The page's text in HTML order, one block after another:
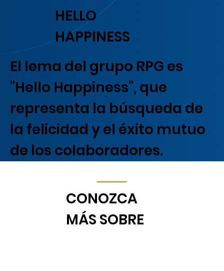
HELLO
HAPPINESS
El lema del grupo RPG es
"Hello Happiness", que
representa la búsqueda de
la felicidad y el éxito mutuo
de los colaboradores.
CONOZCA
MÁS SOBRE